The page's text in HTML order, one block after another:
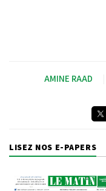
AMINE RAAD
LISEZ NOS E-PAPERS